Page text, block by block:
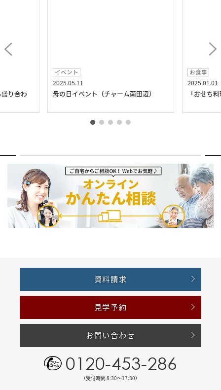
り合わ
イベント
2025.05.11
母の日イベント（チャーム南田辺）
お食事
2025.01.01
「おせち
資料請求
見学予約
お問い合わせ
0120-453-286
（受付時間 8:30〜17:30）